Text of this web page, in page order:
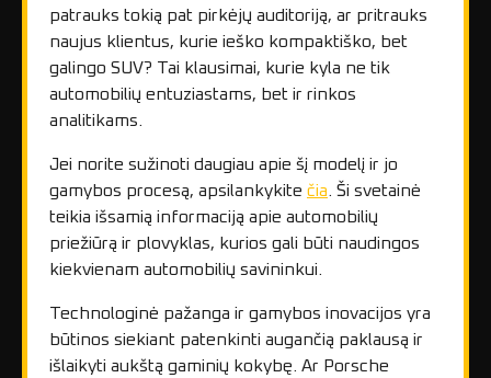
patrauks tokią pat pirkėjų auditoriją, ar pritrauks
naujus klientus, kurie ieško kompaktiško, bet
galingo SUV? Tai klausimai, kurie kyla ne tik
automobilių entuziastams, bet ir rinkos
analitikams.
Jei norite sužinoti daugiau apie šį modelį ir jo
gamybos procesą, apsilankykite čia. Ši svetainė
teikia išsamią informaciją apie automobilių
priežiūrą ir plovyklas, kurios gali būti naudingos
kiekvienam automobilių savininkui.
Technologinė pažanga ir gamybos inovacijos yra
būtinos siekiant patenkinti augančią paklausą ir
išlaikyti aukštą gaminių kokybę. Ar Porsche